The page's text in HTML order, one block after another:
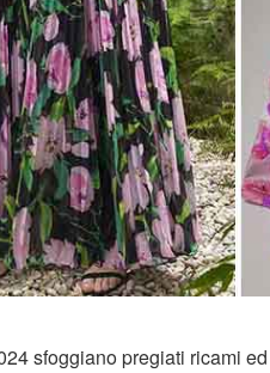
sfoggiano pregiati ricami